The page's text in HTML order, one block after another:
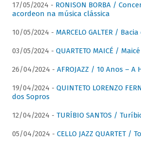
17/05/2024 - RONISON BORBA /
acordeon na música clássica
10/05/2024 - MARCELO GALTER /
03/05/2024 - QUARTETO MAICÉ /
26/04/2024 - AFROJAZZ / 10 Anos – A
19/04/2024 - QUINTETO LORENZO
dos Sopros
12/04/2024 - TURÍBIO SANTOS /
05/04/2024 - CELLO JAZZ QUARTET /